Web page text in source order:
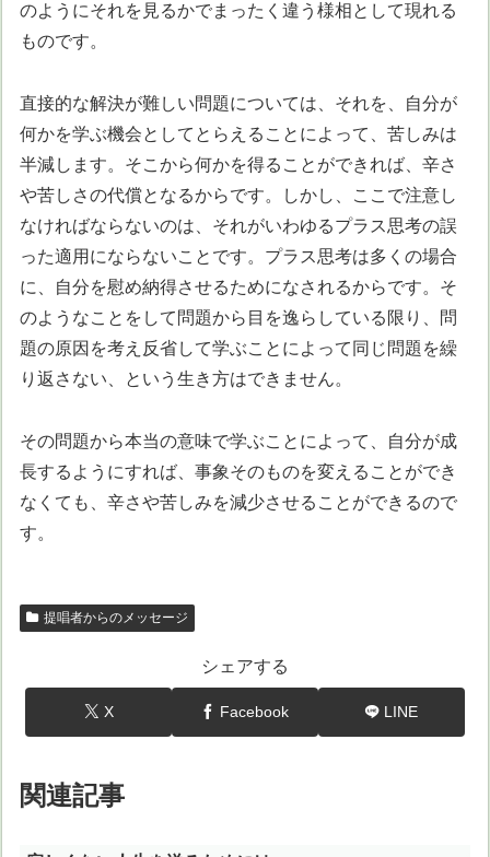
のようにそれを見るかでまったく違う様相として現れる
ものです。
直接的な解決が難しい問題については、それを、自分が
何かを学ぶ機会としてとらえることによって、苦しみは
半減します。そこから何かを得ることができれば、辛さ
や苦しさの代償となるからです。しかし、ここで注意し
なければならないのは、それがいわゆるプラス思考の誤
った適用にならないことです。プラス思考は多くの場合
に、自分を慰め納得させるためになされるからです。そ
のようなことをして問題から目を逸らしている限り、問
題の原因を考え反省して学ぶことによって同じ問題を繰
り返さない、という生き方はできません。
その問題から本当の意味で学ぶことによって、自分が成
長するようにすれば、事象そのものを変えることができ
なくても、辛さや苦しみを減少させることができるので
す。
提唱者からのメッセージ
シェアする
X Facebook LINE
関連記事